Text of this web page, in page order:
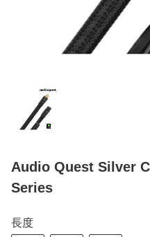
Audio Quest Silver
Series
長度